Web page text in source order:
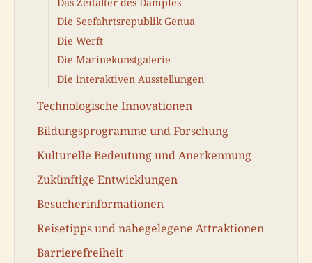
Die Seefahrtsrepublik Genua
Die Werft
Die Marinekunstgalerie
Die interaktiven Ausstellungen
Technologische Innovationen
Bildungsprogramme und Forschung
Kulturelle Bedeutung und Anerkennung
Zukünftige Entwicklungen
Besucherinformationen
Reisetipps und nahegelegene Attraktionen
Barrierefreiheit